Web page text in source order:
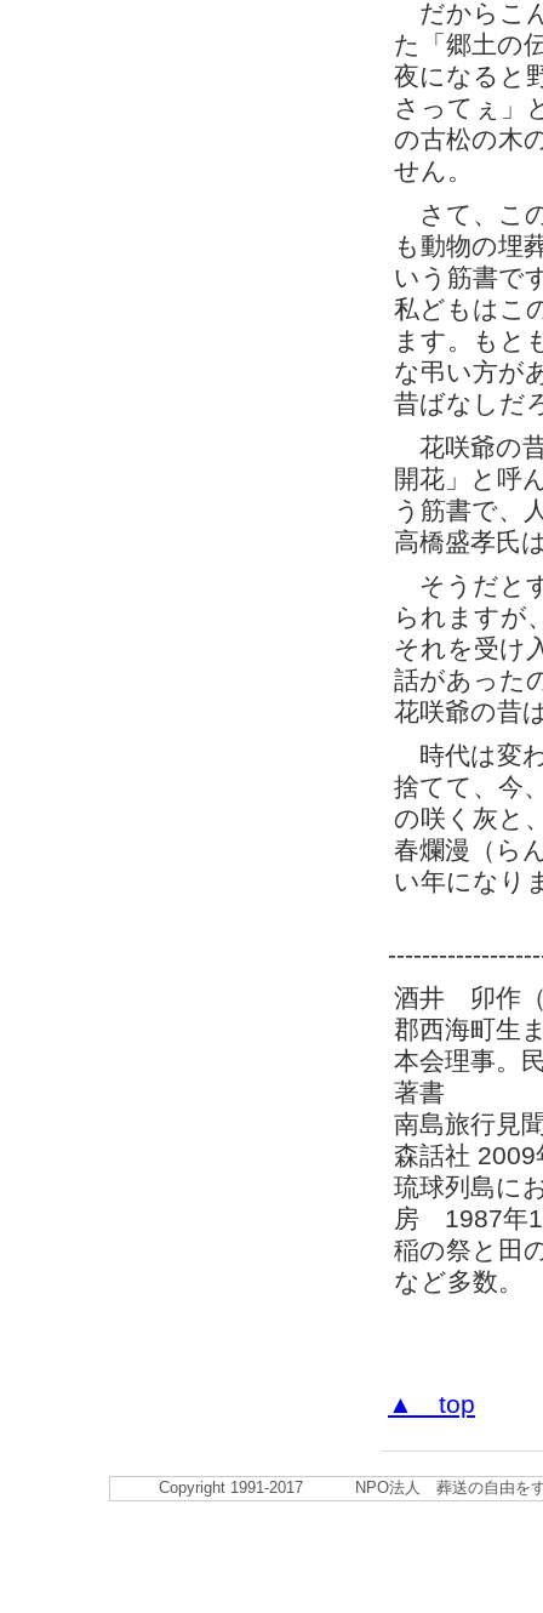
だからこ
た「郷土の
夜になると
さってぇ」
の古松の木
せん。
さて、こ
も動物の埋
いう筋書で
私どもはこ
ます。もと
な弔い方が
昔ばなしだ
花咲爺の
開花」と呼
う筋書で、
高橋盛孝氏
そうだと
られますが
それを受け
話があった
花咲爺の昔
時代は変
捨てて、今
の咲く灰と
春爛漫（ら
い年になり
酒井 卯作（
郡西海町生
本会理事。
著書
南島旅行
森話社 2009
琉球列島に
房 1987年
稲の祭と田
など多数。
▲ top
Copyright 1991-2017 NPO法人 葬送の自由をす